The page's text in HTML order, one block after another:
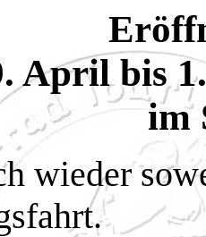
April bis
im
wieder